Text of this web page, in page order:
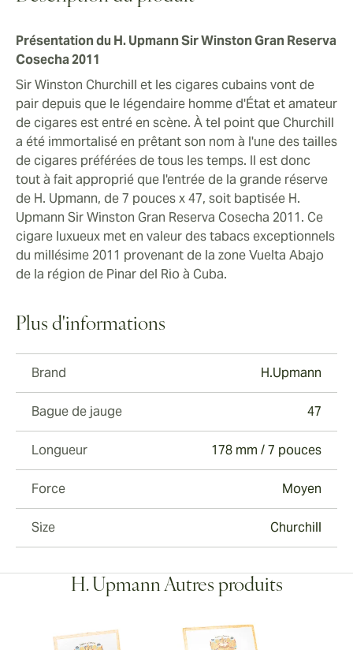
cigare restera l'un des meilleurs de tous les temps.
Présentation du H. Upmann Sir Winston Gran Reserva
Cosecha 2011
Sir Winston Churchill et les cigares cubains vont de
pair depuis que le légendaire homme d'État et amateur
de cigares est entré en scène. À tel point que Churchill
a été immortalisé en prêtant son nom à l'une des tailles
de cigares préférées de tous les temps. Il est donc
tout à fait approprié que l'entrée de la grande réserve
de H. Upmann, de 7 pouces x 47, soit baptisée H.
Upmann Sir Winston Gran Reserva Cosecha 2011. Ce
cigare luxueux met en valeur des tabacs exceptionnels
du millésime 2011 provenant de la zone Vuelta Abajo
de la région de Pinar del Rio à Cuba.
Plus d'informations
Brand H.Upmann
Bague de jauge 47
Longueur 178 mm / 7 pouces
Force Moyen
Size Churchill
H. Upmann Autres produits